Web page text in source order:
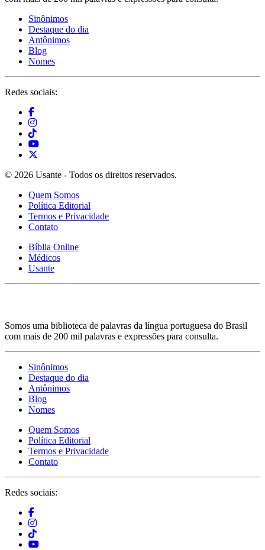
Sinônimos
Destaque do dia
Antônimos
Blog
Nomes
Redes sociais:
© 2026 Usante - Todos os direitos reservados.
Quem Somos
Política Editorial
Termos e Privacidade
Contato
Bíblia Online
Médicos
Usante
Somos uma biblioteca de palavras da língua portuguesa do Brasil
com mais de 200 mil palavras e expressões para consulta.
Sinônimos
Destaque do dia
Antônimos
Blog
Nomes
Quem Somos
Política Editorial
Termos e Privacidade
Contato
Redes sociais: